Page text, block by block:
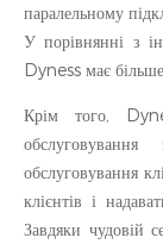
паралельному
У порівнянні з
Dyness має
Крім того,
обслуговування
клієнтів і
Завдяки чудовій